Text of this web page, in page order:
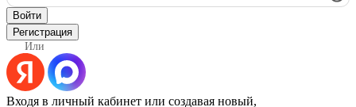
Войти
Регистрация
Или
Входя в личный кабинет или создавая новый,